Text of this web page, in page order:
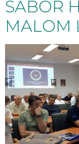
SABOR
MALOM